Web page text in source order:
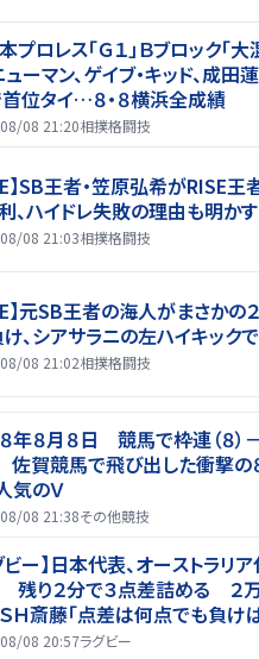
プロレス「Ｇ１」Ｂブロック「
ューマン、ゲイブ・キッド、成田
首位タイ…８・８横浜全成績
08 21:20相撲格闘技
】SB王者・笠原弘希がRISE王
、ハイドレ失敗の理由も明かす
08 21:03相撲格闘技
】元SB王者の海人がまさかの
、シアサラニの左ハイキック
08 21:02相撲格闘技
年８月８日 競馬で枠連（８）－
賀競馬で飛び出した衝撃の８
気のＶ
08 21:38その他競技
ビー】日本代表、オーストラリ
り２分で３点差詰める ２
斎藤「点差は何点でも負け
Ｏ伊藤龍が先制トライ、３２ー３
08 20:57ラグビー